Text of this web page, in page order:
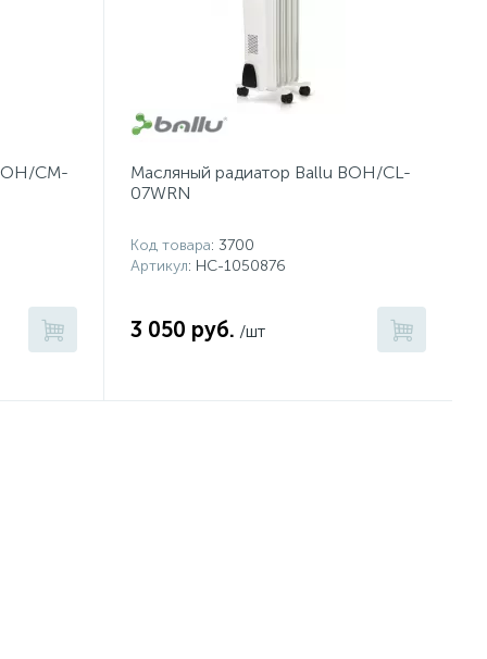
CM-
Масляный радиатор Ballu BOH/CL-
07WRN
Код товара: 3700
Артикул: НС-1050876
3 050 руб. /шт